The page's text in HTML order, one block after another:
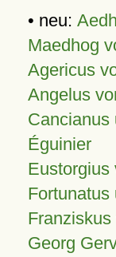
• neu:
Maedhog
Agericus
Angelus
Cancianus
Éguinier
Eustorgius
Fortunatus
Georg